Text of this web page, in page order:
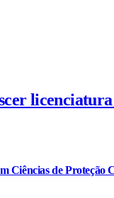
Ciências de Proteção